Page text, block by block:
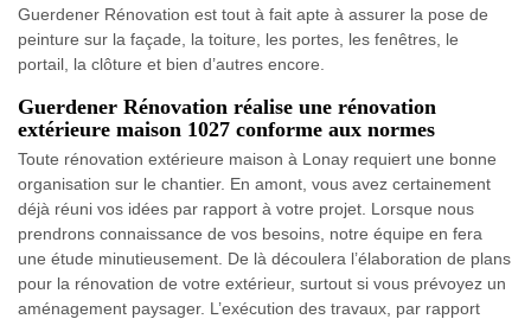
Guerdener Rénovation est tout à fait apte à assurer la pose de
peinture sur la façade, la toiture, les portes, les fenêtres, le
portail, la clôture et bien d’autres encore.
Guerdener Rénovation réalise une rénovation
extérieure maison 1027 conforme aux normes
Toute rénovation extérieure maison à Lonay requiert une bonne
organisation sur le chantier. En amont, vous avez certainement
déjà réuni vos idées par rapport à votre projet. Lorsque nous
prendrons connaissance de vos besoins, notre équipe en fera
une étude minutieusement. De là découlera l’élaboration de plans
pour la rénovation de votre extérieur, surtout si vous prévoyez un
aménagement paysager. L’exécution des travaux, par rapport